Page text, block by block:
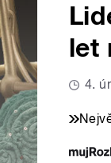
let
4.